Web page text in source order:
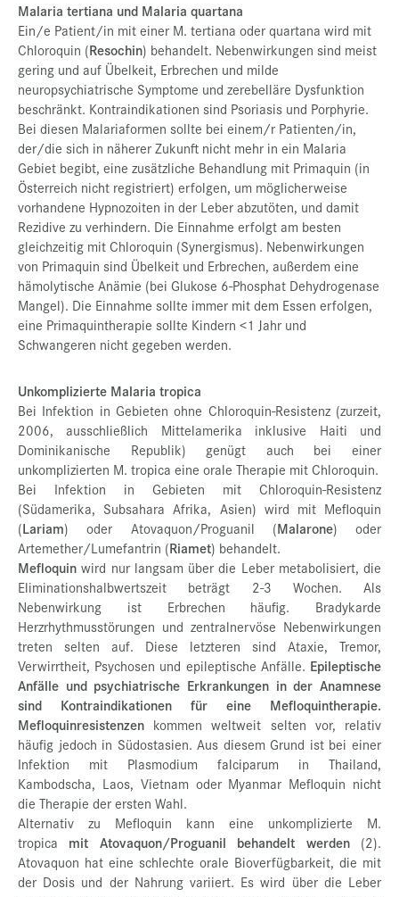
Malaria tertiana und Malaria quartana
Ein/e Patient/in mit einer M. tertiana oder quartana wird mit
Chloroquin (Resochin) behandelt. Nebenwirkungen sind meist
gering und auf Übelkeit, Erbrechen und milde
neuropsychiatrische Symptome und zerebelläre Dysfunktion
beschränkt. Kontraindikationen sind Psoriasis und Porphyrie.
Bei diesen Malariaformen sollte bei einem/r Patienten/in,
der/die sich in näherer Zukunft nicht mehr in ein Malaria
Gebiet begibt, eine zusätzliche Behandlung mit Primaquin (in
Österreich nicht registriert) erfolgen, um möglicherweise
vorhandene Hypnozoiten in der Leber abzutöten, und damit
Rezidive zu verhindern. Die Einnahme erfolgt am besten
gleichzeitig mit Chloroquin (Synergismus). Nebenwirkungen
von Primaquin sind Übelkeit und Erbrechen, außerdem eine
hämolytische Anämie (bei Glukose 6-Phosphat Dehydrogenase
Mangel). Die Einnahme sollte immer mit dem Essen erfolgen,
eine Primaquintherapie sollte Kindern <1 Jahr und
Schwangeren nicht gegeben werden.
Unkomplizierte Malaria tropica
Bei Infektion in Gebieten ohne Chloroquin-Resistenz (zurzeit,
2006, ausschließlich Mittelamerika inklusive Haiti und
Dominikanische Republik) genügt auch bei einer
unkomplizierten M. tropica eine orale Therapie mit Chloroquin.
Bei Infektion in Gebieten mit Chloroquin-Resistenz
(Südamerika, Subsahara Afrika, Asien) wird mit Mefloquin
(Lariam) oder Atovaquon/Proguanil (Malarone) oder
Artemether/Lumefantrin (Riamet) behandelt.
Mefloquin wird nur langsam über die Leber metabolisiert, die
Eliminationshalbwertszeit beträgt 2-3 Wochen. Als
Nebenwirkung ist Erbrechen häufig. Bradykarde
Herzrhythmusstörungen und zentralnervöse Nebenwirkungen
treten selten auf. Diese letzteren sind Ataxie, Tremor,
Verwirrtheit, Psychosen und epileptische Anfälle. Epileptische
Anfälle und psychiatrische Erkrankungen in der Anamnese
sind Kontraindikationen für eine Mefloquintherapie.
Mefloquinresistenzen kommen weltweit selten vor, relativ
häufig jedoch in Südostasien. Aus diesem Grund ist bei einer
Infektion mit Plasmodium falciparum in Thailand,
Kambodscha, Laos, Vietnam oder Myanmar Mefloquin nicht
die Therapie der ersten Wahl.
Alternativ zu Mefloquin kann eine unkomplizierte M.
tropica mit Atovaquon/Proguanil behandelt werden(2).
Atovaquon hat eine schlechte orale Bioverfügbarkeit, die mit
der Dosis und der Nahrung variiert. Es wird über die Leber